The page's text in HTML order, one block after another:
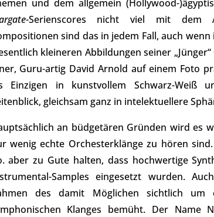
und dem allgemein (Hollywood-
-Serienscores nicht viel mit dem
sind das in jedem Fall, auch
kleineren Abbildungen seiner
Guru-artig David Arnold auf einem Foto
Einzigen in kunstvollem Schwarz-Weiß
gleichsam ganz in intelektuellere
an büdgetären Gründen wird es
wenig echte Orchesterklänge zu hören
aber zu Gute halten, dass hochwertige
Samples eingesetzt wurden.
des damit Möglichen sichtlich um
Klanges bemüht. Der Name